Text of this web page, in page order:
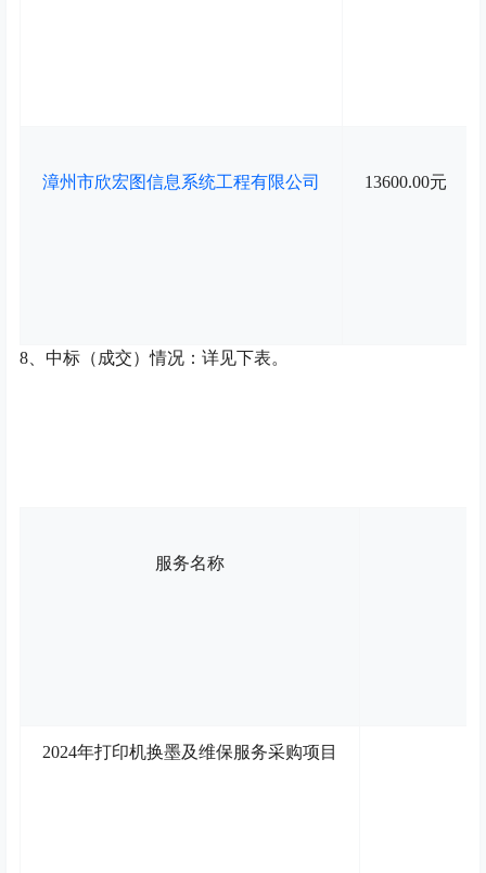
漳州市欣宏图信息系统工程有限公司 13600.00元
8 、中标（成交）情况：详见下表。
服务名称
2024年打印机换墨及维保服务采购项目